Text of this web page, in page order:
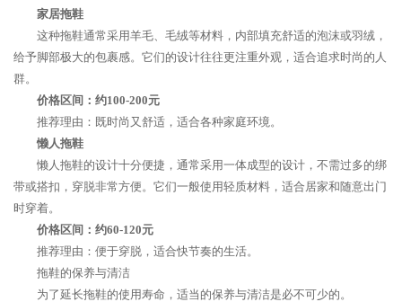
家居拖鞋
这种拖鞋通常采用羊毛、毛绒等材料，内部填充舒适的泡沫或羽绒，
给予脚部极大的包裹感。它们的设计往往更注重外观，适合追求时尚的人
群。
价格区间：约100-200元
推荐理由：既时尚又舒适，适合各种家庭环境。
懒人拖鞋
懒人拖鞋的设计十分便捷，通常采用一体成型的设计，不需过多的绑
带或搭扣，穿脱非常方便。它们一般使用轻质材料，适合居家和随意出门
时穿着。
价格区间：约60-120元
推荐理由：便于穿脱，适合快节奏的生活。
拖鞋的保养与清洁
为了延长拖鞋的使用寿命，适当的保养与清洁是必不可少的。